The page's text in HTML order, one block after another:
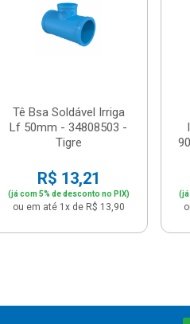
Tê Bsa Soldável Irriga
Lf 50mm - 34808503 -
Tigre
R$ 13,21
(já com 5% de desconto no PIX)
ou em até 1x de R$ 13,90
(já